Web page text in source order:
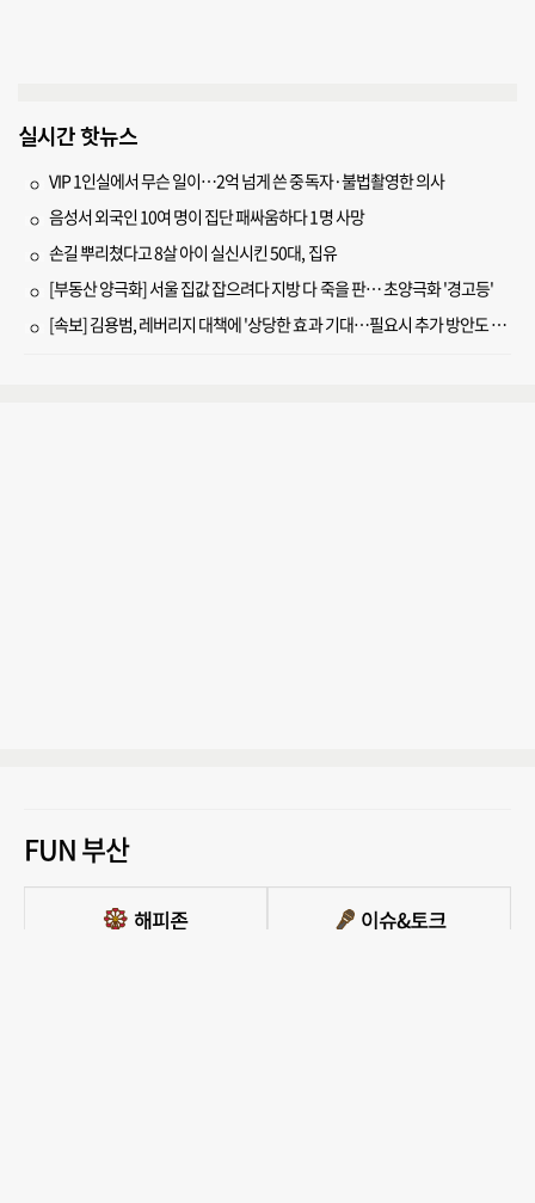
실시간 핫뉴스
VIP 1인실에서 무슨 일이…2억 넘게 쓴 중독자·불법촬영한 의사
음성서 외국인 10여 명이 집단 패싸움하다 1명 사망
손길 뿌리쳤다고 8살 아이 실신시킨 50대, 집유
[부동산 양극화] 서울 집값 잡으려다 지방 다 죽을 판… 초양극화 '경고등'
[속보] 김용범, 레버리지 대책에 '상당한 효과 기대…필요시 추가 방안도 검토'
FUN 부산